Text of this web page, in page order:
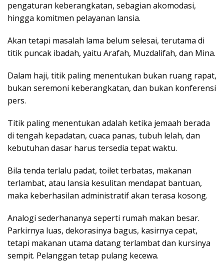
pengaturan keberangkatan, sebagian akomodasi,
hingga komitmen pelayanan lansia.
Akan tetapi masalah lama belum selesai, terutama di
titik puncak ibadah, yaitu Arafah, Muzdalifah, dan Mina.
Dalam haji, titik paling menentukan bukan ruang rapat,
bukan seremoni keberangkatan, dan bukan konferensi
pers.
Titik paling menentukan adalah ketika jemaah berada
di tengah kepadatan, cuaca panas, tubuh lelah, dan
kebutuhan dasar harus tersedia tepat waktu.
Bila tenda terlalu padat, toilet terbatas, makanan
terlambat, atau lansia kesulitan mendapat bantuan,
maka keberhasilan administratif akan terasa kosong.
Analogi sederhananya seperti rumah makan besar.
Parkirnya luas, dekorasinya bagus, kasirnya cepat,
tetapi makanan utama datang terlambat dan kursinya
sempit. Pelanggan tetap pulang kecewa.